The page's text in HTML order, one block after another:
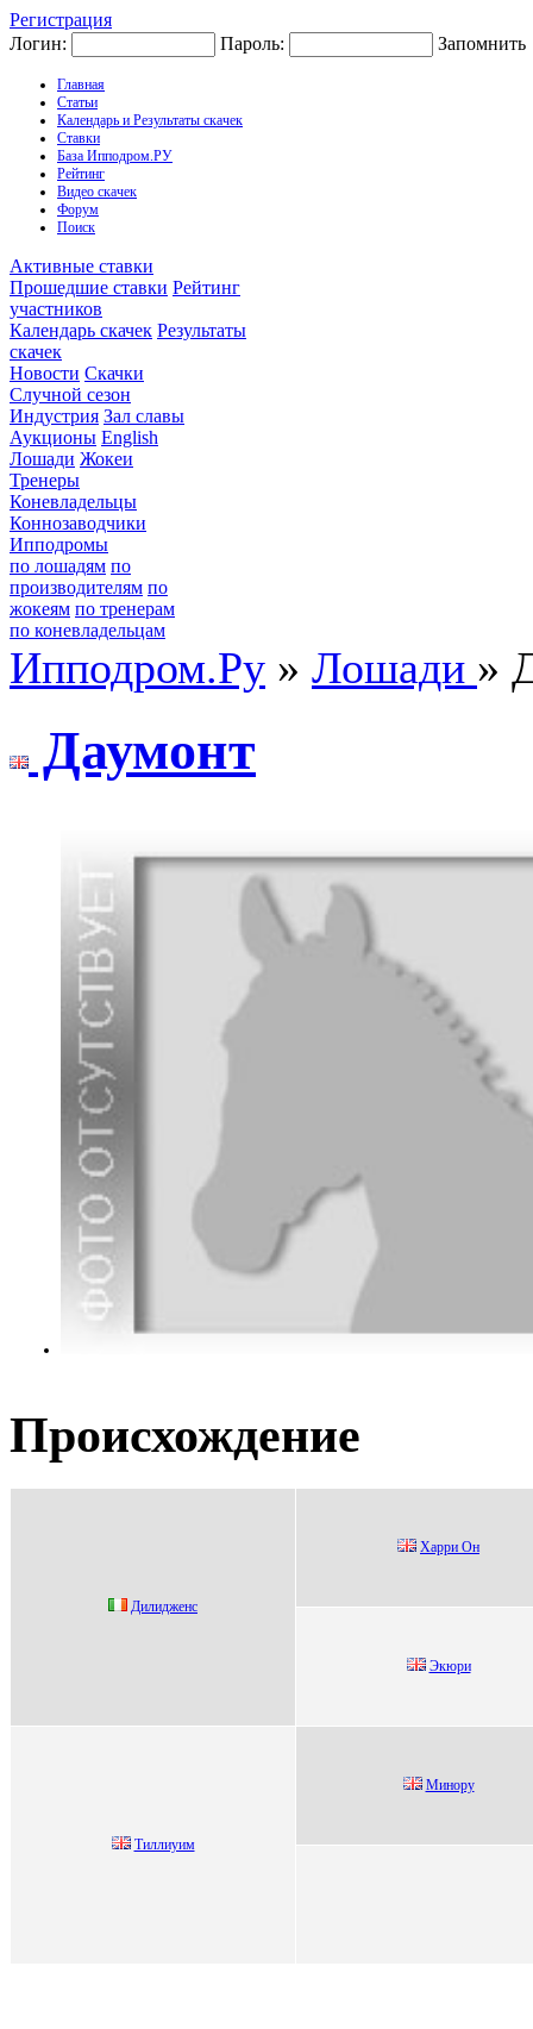
Регистрация
Логин:
Пароль: Запомнить
Главная
Статьи
Календарь и Результаты скачек
Ставки
База Ипподром.РУ
Рейтинг
Видео скачек
Форум
Поиск
Активные ставки
Прошедшие ставки Рейтинг
участников
Календарь скачек Результаты
скачек
Новости Скачки
Случной сезон
Индустрия Зал славы
Аукционы English
Лошади Жокеи
Тренеры
Коневладельцы
Коннозаводчики
Ипподромы
по лошадям по
производителям по
жокеям по тренерам
по коневладельцам
Ипподром.Ру » Лошади »
Даумoнт
Происхождение
Дилидженс
Хаppи Oн
Экюри
Tиллиуим
Минoру